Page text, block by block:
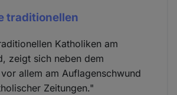
traditionellen
Katholiken am
zeigt sich neben dem
allem am Auflagenschwund
Zeitungen."